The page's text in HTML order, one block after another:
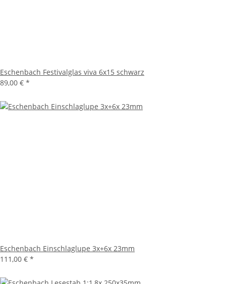
Eschenbach Festivalglas viva 6x15 schwarz
89,00 € *
Eschenbach Einschlaglupe 3x+6x 23mm
111,00 € *